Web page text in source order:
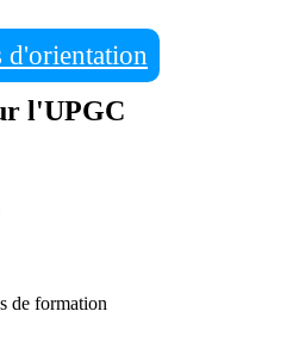
d'orientation
l'UPGC
de formation